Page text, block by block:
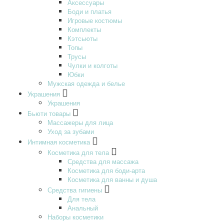
Аксессуары
Боди и платья
Игровые костюмы
Комплекты
Кэтсьюты
Топы
Трусы
Чулки и колготы
Юбки
Мужская одежда и белье
Украшения
Украшения
Бьюти товары
Массажеры для лица
Уход за зубами
Интимная косметика
Косметика для тела
Средства для массажа
Косметика для боди-арта
Косметика для ванны и душа
Средства гигиены
Для тела
Анальный
Наборы косметики